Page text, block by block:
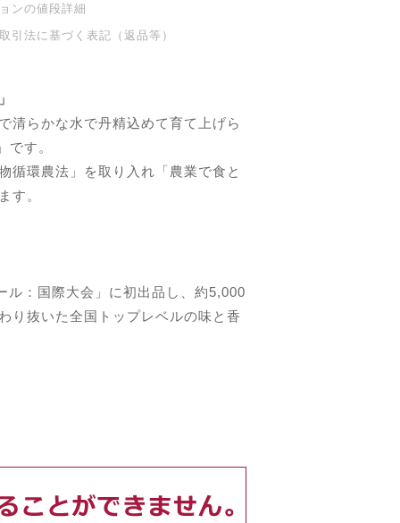
ンの値段詳細
引法に基づく表記（返品等）
清らかな水で丹精込めて育て上げら
す。
循環農法」を取り入れ「農業で食と
す。
ル：国際大会」に初出品し、約5,000
り抜いた全国トップレベルの味と香